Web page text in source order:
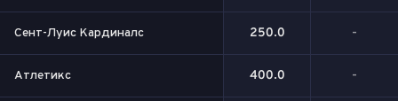
Сент-Луис Кардиналс 250.0 -
Атлетикс 400.0 -